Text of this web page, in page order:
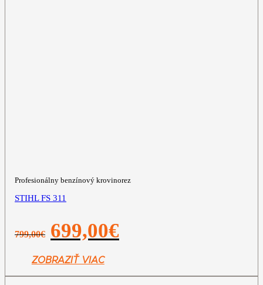
Profesionálny benzínový krovinorez
STIHL FS 311
799,00€
Pôvodná
cena
799,00€.
699,00€
ZOBRAZIŤ VIAC